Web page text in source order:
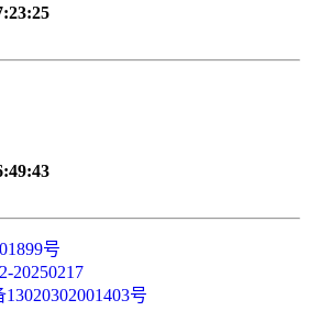
号
20250217
号